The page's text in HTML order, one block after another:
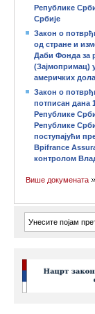
Републике
Србије
Закон о
од стране и
Даби Фонда за
(Зајмопримац)
америчких
Закон о
потписан дана
Републике
Републике
поступајући
Bpifrance
контролом
Више докумената